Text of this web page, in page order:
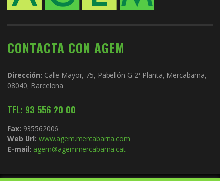
CONTACTA CON AGEM
Dirección: Calle Mayor, 75, Pabellón G 2ª Planta, Mercabarna,
08040, Barcelona
TEL: 93 556 20 00
Fax: 935562006
Web Url: www.agem.mercabarna.com
E-mail: agem@agemmercabarna.cat